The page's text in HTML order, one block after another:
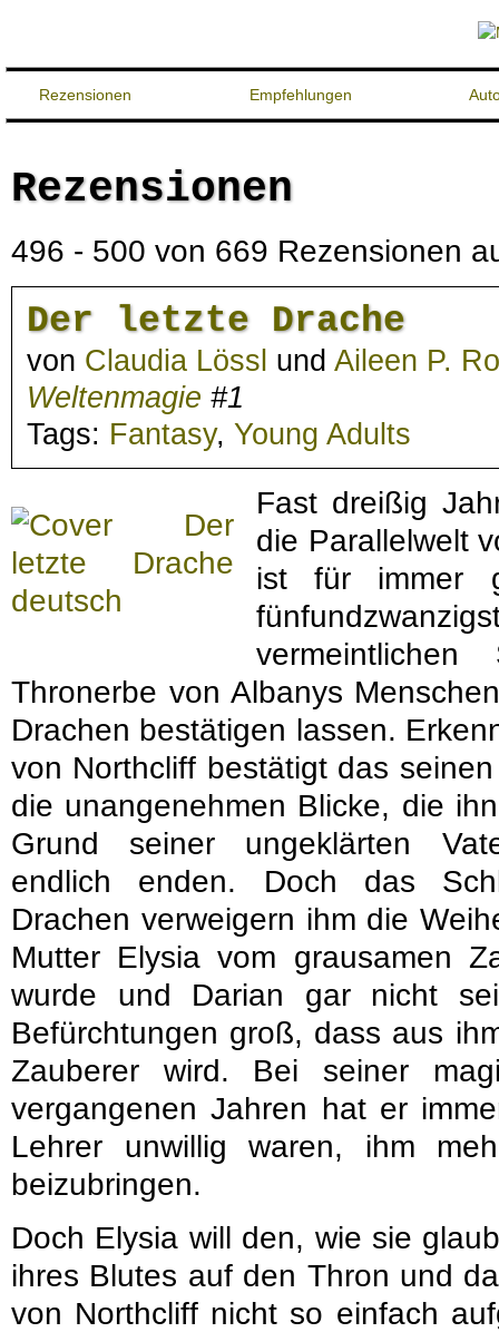
Rezensionen Empfehlungen
Rezensionen
496 - 500 von 669 Rezensionen
Der letzte Drache
von Claudia Lössl und Aileen P.
Weltenmagie #1
Tags: Fantasy, Young Adults
Fast dreißig
die Parallelwelt
ist für immer
Thronerbe von Albanys
Drachen bestätigen lassen.
von Northcliff bestätigt das
die unangenehmen Blicke, die
Grund seiner ungeklärten
endlich enden. Doch das
Drachen verweigern ihm die
Mutter Elysia vom grausamen
wurde und Darian gar nicht
Befürchtungen groß, dass aus
Zauberer wird. Bei seiner
vergangenen Jahren hat er
Lehrer unwillig waren, ihm
beizubringen.
Doch Elysia will den, wie sie
ihres Blutes auf den Thron und
von Northcliff nicht so einfach